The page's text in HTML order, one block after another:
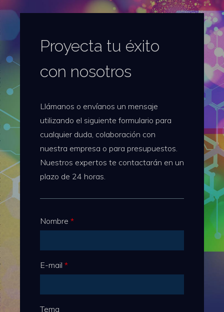
Proyecta tu éxito
con nosotros
Llámanos o envíanos un mensaje
utilizando el siguiente formulario para
cualquier duda, colaboración con
nuestra empresa o para presupuestos.
Nuestros expertos te contactarán en un
plazo de 24 horas.
Nombre *
E-mail *
Tema